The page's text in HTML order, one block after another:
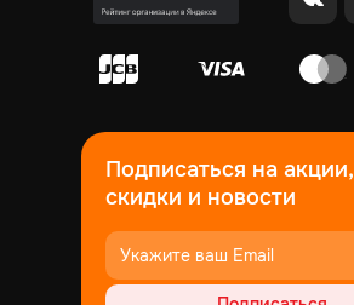
Подписаться на акции,
скидки и новости